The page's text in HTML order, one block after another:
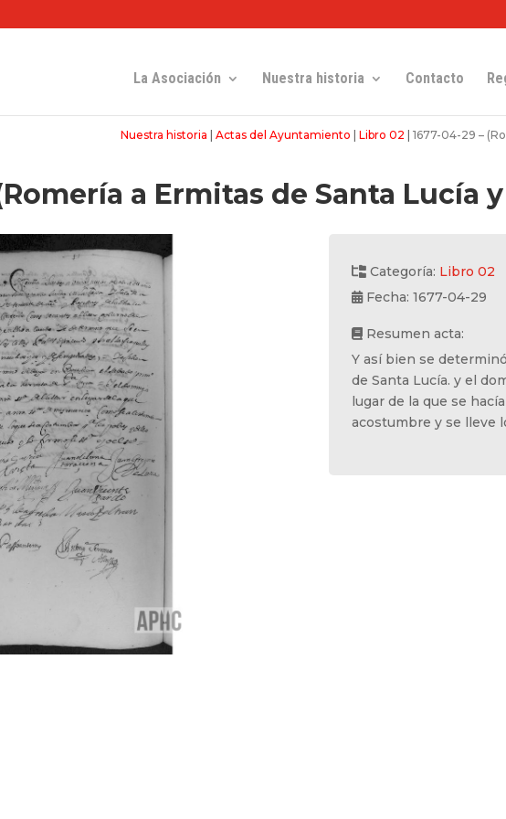
La Asociación Nuestra historia Contacto
Nuestra historia Actas del Ayuntamiento Libro 02 1677-04-29 –
a Ermitas de Santa Lucía
Categoría: Libro 02
Fecha: 1677-04-29
Resumen acta:
Y así bien se
de Santa Lucía. y el
lugar de la que se
acostumbre y se lleve